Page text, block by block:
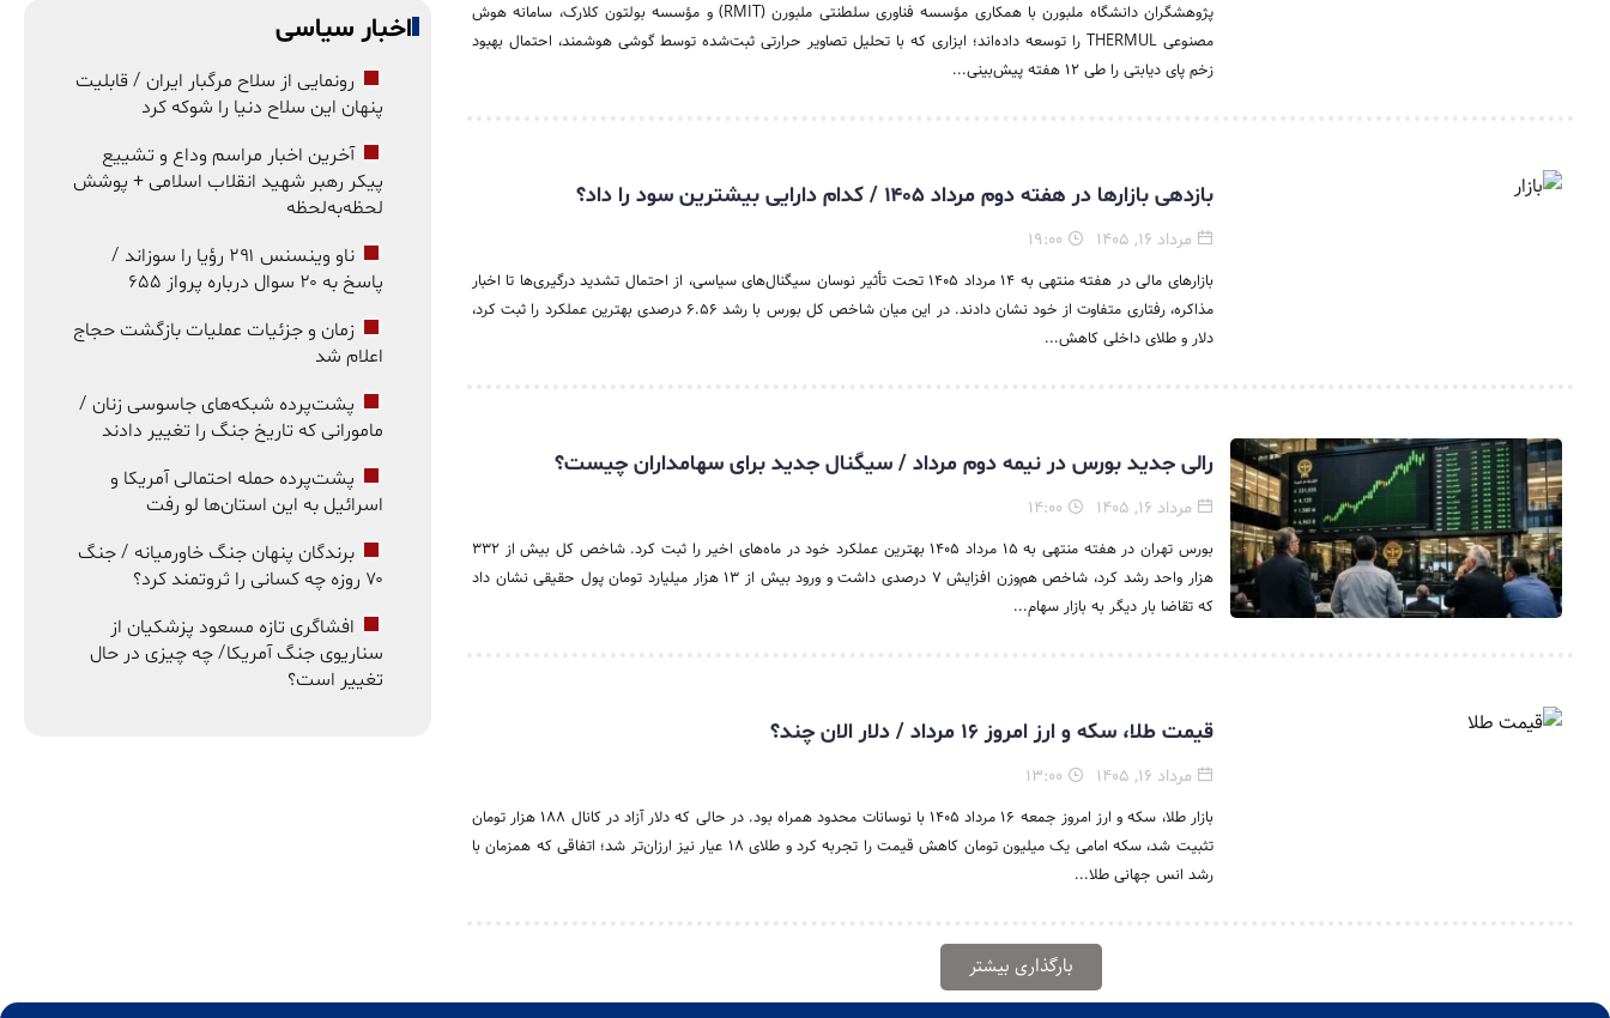
پژوهشگران دانشگاه ملبورن با همکاری مؤسسه فناوری سلطنتی ملبورن (RMIT) و مؤسسه بولتون کلارک، سامانه هوش
مصنوعی THERMUL را توسعه داده‌اند؛ ابزاری که با تحلیل تصاویر حرارتی ثبت‌شده توسط گوشی هوشمند، احتمال بهبود
زخم پای دیابتی را طی ۱۲ هفته پیش‌بینی...
بازدهی بازارها در هفته دوم مرداد ۱۴۰۵ / کدام دارایی بیشترین سود را داد؟
مرداد ۱۶, ۱۴۰۵
بازارهای مالی در هفته منتهی به ۱۴ مرداد ۱۴۰۵ تحت تأثیر نوسان سیگنال‌های سیاسی، از احتمال تشدید درگیری‌ها تا اخبار
مذاکره، رفتاری متفاوت از خود نشان دادند. در این میان شاخص کل بورس با رشد ۶.۵۶ درصدی بهترین عملکرد را ثبت کرد،
دلار و طلای داخلی کاهش...
رالی جدید بورس در نیمه دوم مرداد / سیگنال جدید برای سهامداران چیست؟
مرداد ۱۶, ۱۴۰۵
بورس تهران در هفته منتهی به ۱۵ مرداد ۱۴۰۵ بهترین عملکرد خود در ماه‌های اخیر را ثبت کرد. شاخص کل بیش از ۳۳۲
هزار واحد رشد کرد، شاخص هم‌وزن افزایش ۷ درصدی داشت و ورود بیش از ۱۳ هزار میلیارد تومان پول حقیقی نشان داد
که تقاضا بار دیگر به بازار سهام...
قیمت طلا، سکه و ارز امروز ۱۶ مرداد / دلار الان چند؟
مرداد ۱۶, ۱۴۰۵
بازار طلا، سکه و ارز امروز جمعه ۱۶ مرداد ۱۴۰۵ با نوسانات محدود همراه بود. در حالی که دلار آزاد در کانال ۱۸۸ هزار تومان
تثبیت شد، سکه امامی یک میلیون تومان کاهش قیمت را تجربه کرد و طلای ۱۸ عیار نیز ارزان‌تر شد؛ اتفاقی که همزمان با
رشد انس جهانی طلا...
بارگذاری بیشتر
اخبار سیاسی
رونمایی از سلاح مرگبار ایران / قابلیت
پنهان این سلاح دنیا را شوکه کرد
آخرین اخبار مراسم وداع و تشییع
پیکر رهبر شهید انقلاب اسلامی + پوشش
لحظه‌به‌لحظه
ناو وینسنس ۲۹۱ رؤیا را سوزاند /
پاسخ به ۲۰ سوال درباره پرواز ۶۵۵
زمان و جزئیات عملیات بازگشت حجاج
اعلام شد
پشت‌پرده شبکه‌های جاسوسی زنان /
مامورانی که تاریخ جنگ را تغییر دادند
پشت‌پرده حمله احتمالی آمریکا و
اسرائیل به این استان‌ها لو رفت
برندگان پنهان جنگ خاورمیانه / جنگ
۷۰ روزه چه کسانی را ثروتمند کرد؟
افشاگری تازه مسعود پزشکیان از
سناریوی جنگ آمریکا/ چه چیزی در حال
تغییر است؟